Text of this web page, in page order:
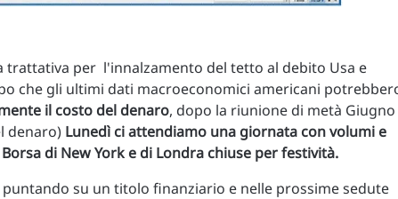
trattativa per l'innalzamento del tetto al debito Usa e
che gli ultimi dati macroeconomici americani
il costo del denaro, dopo la riunione di metà Giugno
denaro) Lunedì ci attendiamo una giornata con volumi e
di New York e di Londra chiuse per festività.
su un titolo finanziario e nelle prossime sedute